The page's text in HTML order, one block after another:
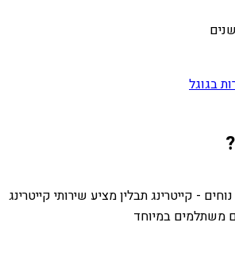
בגוגל
- קייטרינג תבלין מציע שירותי קייטרינג
משתלמים במיוחד